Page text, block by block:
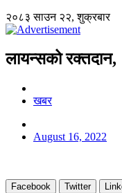
२०८३ साउन २२, शुक्रबार
लायन्सको
खबर
August 16, 2022
Facebook Twitter